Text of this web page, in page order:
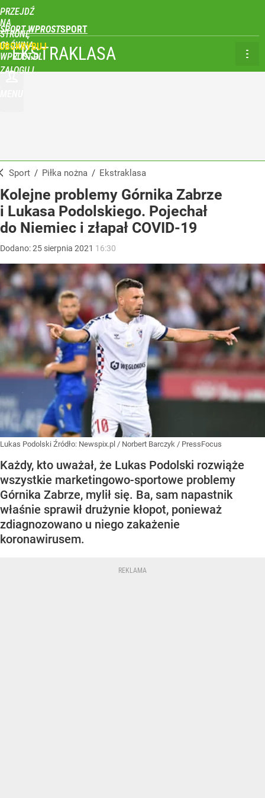
PRZEJDŹ
NA
STRONĘ
GŁÓWNĄ
WPROST.PL
SPORT WPROST
ZALOGUJ
EKSTRAKLASA
Sport / Piłka nożna / Ekstraklasa
Kolejne problemy Górnika Zabrze
i Lukasa Podolskiego. Pojechał
do Niemiec i złapał COVID-19
Dodano:25 sierpnia 2021 16:30
Lukas Podolski Źródło: Newspix.pl / Norbert Barczyk / PressFocus
Każdy, kto uważał, że Lukas Podolski rozwiąże
wszystkie marketingowo-sportowe problemy
Górnika Zabrze, mylił się. Ba, sam napastnik
właśnie sprawił drużynie kłopot, ponieważ
zdiagnozowano u niego zakażenie
koronawirusem.